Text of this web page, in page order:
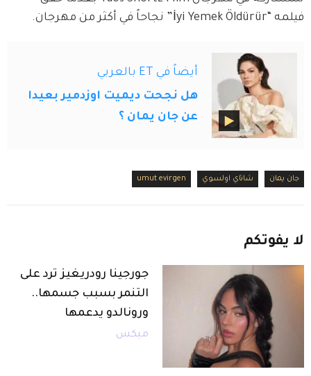
فيلمه “İyi Yemek Öldürür” نجاحاً في أكثر من مهرجان.
أيضاً في ET بالعربي
هل نجحت ديميت اوزدمير بعيدا
عن جان يمان ؟
جان يمان شاتاي اولسوي umut evirgen
لا يفوتكم
جورجينا رودريغيز ترد على
التنمر بسبب جسمها..
ورونالدو يدعمها
ميكس